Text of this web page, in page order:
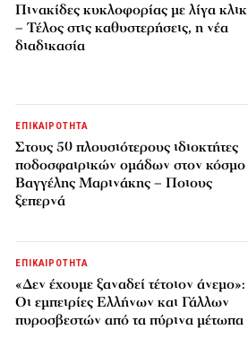
Πινακίδες κυκλοφορίας με λίγα κλικ
– Τέλος στις καθυστερήσεις, η νέα
διαδικασία
ΕΠΙΚΑΙΡΟΤΗΤΑ
Στους 50 πλουσιότερους ιδιοκτήτες
ποδοσφαιρικών ομάδων στον κόσμο
Βαγγέλης Μαρινάκης – Ποιους
ξεπερνά
ΕΠΙΚΑΙΡΟΤΗΤΑ
«Δεν έχουμε ξαναδεί τέτοιον άνεμο»:
Οι εμπειρίες Ελλήνων και Γάλλων
πυροσβεστών από τα πύρινα μέτωπα